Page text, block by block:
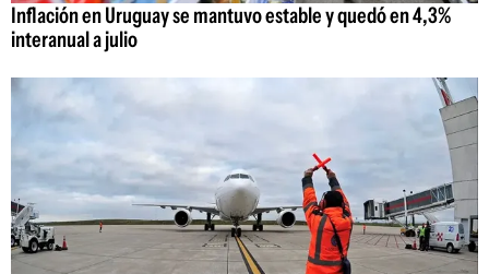
Inflación en Uruguay se mantuvo estable y quedó en 4,3%
interanual a julio